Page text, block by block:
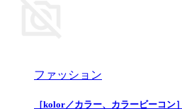
ファッション
［kolor／カラー、カラービーコン